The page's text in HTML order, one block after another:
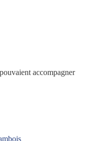
accompagner